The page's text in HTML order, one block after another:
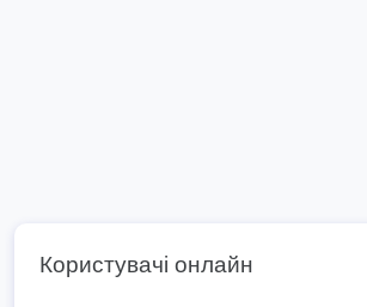
Користувачі онлайн